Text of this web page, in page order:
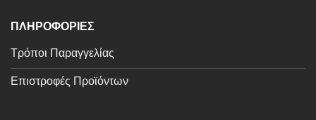
ΠΛΗΡΟΦΟΡΙΕΣ
Τρόποι Παραγγελίας
Επιστροφές Προϊόντων